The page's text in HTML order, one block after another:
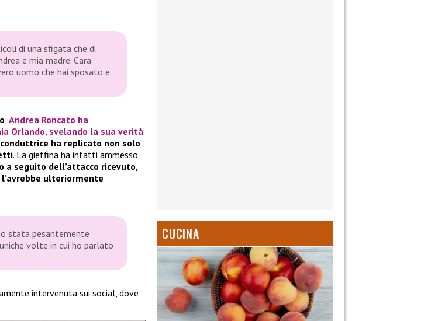
di una sfigata che di
e mia madre. Cara
uomo che hai sposato e
, Andrea Roncato ha
Orlando, svelando la sua verità.
ha replicato non solo
. La gieffina ha infatti ammesso
seguito dell’attacco ricevuto,
ulteriormente
stata pesantemente
volte in cui ho parlato
intervenuta sui social, dove
CUCINA